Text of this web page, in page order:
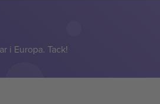
i Europa. Tack!